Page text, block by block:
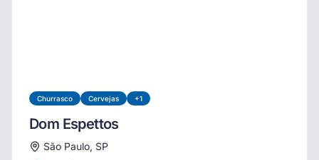
Churrasco Cervejas +1
Dom Espettos
São Paulo, SP